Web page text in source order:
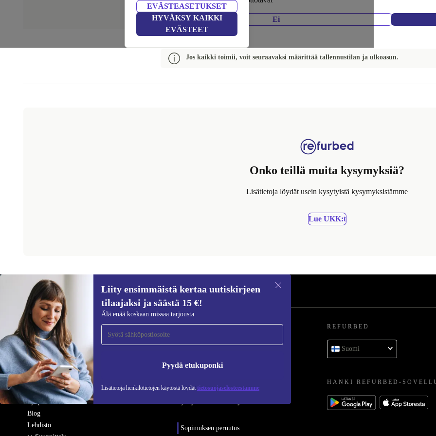
EVÄSTEASETUKSET
HYVÄKSY KAIKKI
EVÄSTEET
Ei
Jos kaikki toimii, voit seuraavaksi määrittää tallennustilan ja ulkoasun.
Onko teillä muita kysymyksiä?
Lisätietoja löydät usein kysytyistä kysymyksistämme
Lue UKK:t
Liity ensimmäistä kertaa uutiskirjeen
tilaajaksi ja säästä 15 €!
Älä enää koskaan missaa tarjousta
Pyydä etukuponki
Lisätietoja henkilötietojen käytöstä löydät tietosuojaselosteestamme
REFURBED SUOMI - RETHINK NEW.
YRITYS
Miksi refurbed
Kunnostusprosessi
Kestävyys
Laatu
Tietoa meistä
Työpaikat
Blog
Lehdistö
APUA
Usein kysytyt kysymykset
Palautus
Yhteystiedot
Sopimuksen peruutus
REFURBED
Suomi
HANKI REFURBED-